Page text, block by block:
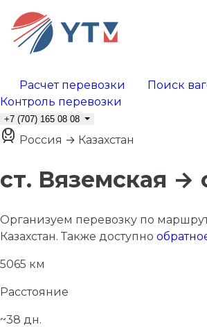
Расчет перевозки
Поиск
Контроль перевозки
+7 (707) 165 08 08
Россия → Казахстан
ст. Вяземская →
Организуем перевозку по
Казахстан. Также доступно
5065 км
Расстояние
~38 дн.